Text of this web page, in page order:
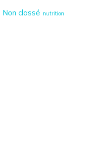
Non classé nutrition